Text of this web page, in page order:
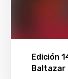
Edición
Baltazar